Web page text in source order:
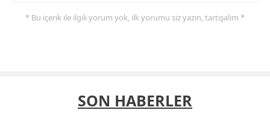
* Bu içerik ile ilgili yorum yok, ilk yorumu siz yazın, tartışalım *
SON HABERLER